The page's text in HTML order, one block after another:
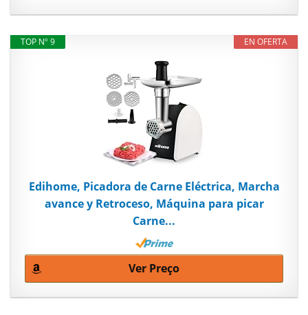
EN OFERTA
TOP Nº 9
Edihome, Picadora de Carne Eléctrica, Marcha
avance y Retroceso, Máquina para picar
Carne...
Ver Preço